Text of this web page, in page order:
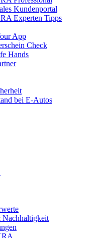
Kundenportal
Experten Tipps
App
Check
Hands
bei E-Autos